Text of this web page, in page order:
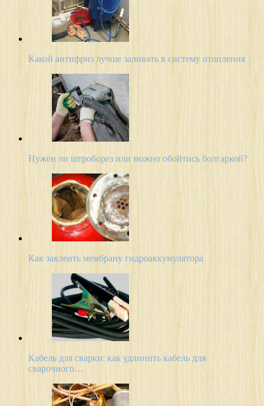
Какой антифриз лучше заливать в систему отопления
Нужен ли штроборез или можно обойтись болгаркой?
Как заклеить мембрану гидроаккумулятора
Кабель для сварки: как удлинить кабель для
сварочного…